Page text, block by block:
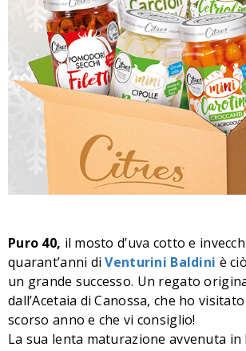
Puro 40, il mosto d’uva cotto e
quarant’anni diVenturini Baldini è
un grande successo. Un regato
dall’Acetaia di Canossa, che ho
scorso anno e che vi consiglio!
La sua lenta maturazione avvenuta